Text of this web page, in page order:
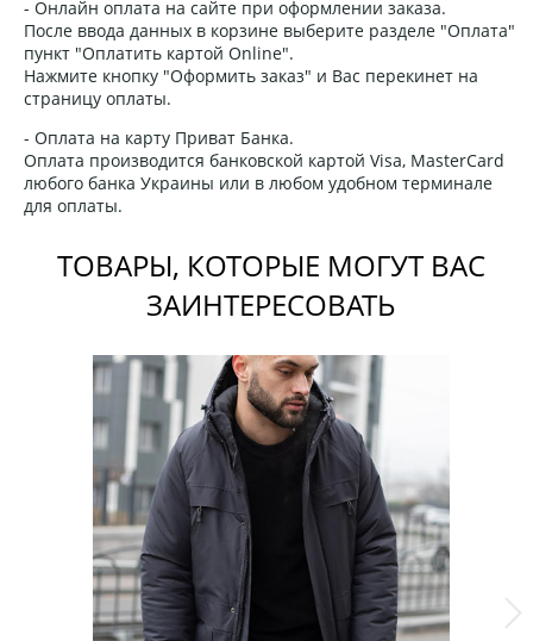
- Онлайн оплата на сайте при оформлении заказа.
После ввода данных в корзине выберите разделе "Оплата"
пункт "Оплатить картой Online".
Нажмите кнопку "Оформить заказ" и Вас перекинет на
страницу оплаты.
- Оплата на карту Приват Банка.
Оплата производится банковской картой Visa, MasterCard
любого банка Украины или в любом удобном терминале
для оплаты.
ТОВАРЫ, КОТОРЫЕ МОГУТ ВАС
ЗАИНТЕРЕСОВАТЬ